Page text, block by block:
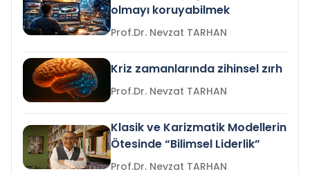
olmayı koruyabilmek
Prof.Dr. Nevzat TARHAN
Kriz zamanlarında zihinsel zırh
Prof.Dr. Nevzat TARHAN
Klasik ve Karizmatik Modellerin
Ötesinde “Bilimsel Liderlik”
Prof.Dr. Nevzat TARHAN